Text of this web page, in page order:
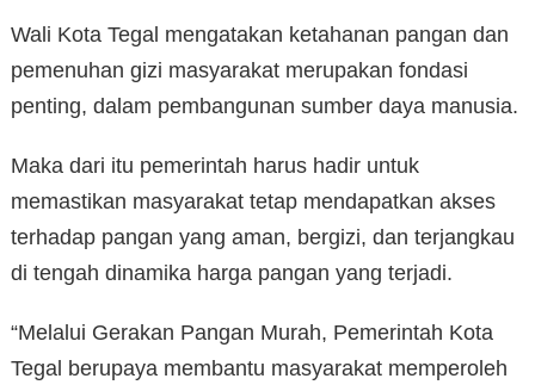
Wali Kota Tegal mengatakan ketahanan pangan dan
pemenuhan gizi masyarakat merupakan fondasi
penting, dalam pembangunan sumber daya manusia.
Maka dari itu pemerintah harus hadir untuk
memastikan masyarakat tetap mendapatkan akses
terhadap pangan yang aman, bergizi, dan terjangkau
di tengah dinamika harga pangan yang terjadi.
“Melalui Gerakan Pangan Murah, Pemerintah Kota
Tegal berupaya membantu masyarakat memperoleh